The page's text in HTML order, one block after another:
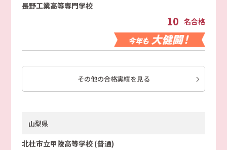
長野工業高等専門学校
10 名合格
その他の合格実績を見る
山梨県
北杜市立甲陵高等学校 (普通)